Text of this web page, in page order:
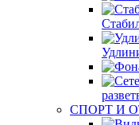
СПОРТ И